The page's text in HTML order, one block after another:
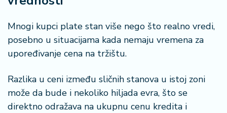
Mnogi kupci plate stan više nego što realno vredi,
posebno u situacijama kada nemaju vremena za
upoređivanje cena na tržištu.
Razlika u ceni između sličnih stanova u istoj zoni
može da bude i nekoliko hiljada evra, što se
direktno odražava na ukupnu cenu kredita i